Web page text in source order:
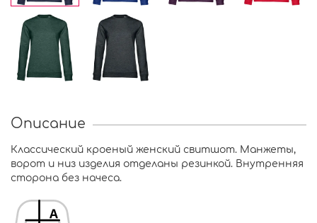
Описание
Классический кроеный женский свитшот. Манжеты,
ворот и низ изделия отделаны резинкой. Внутренняя
сторона без начеса.